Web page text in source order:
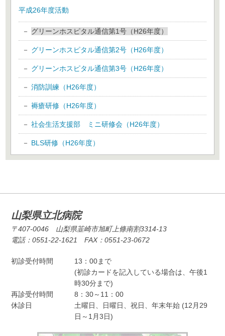
平成26年度活動
グリーンホスピタル通信第1号（H26年度）
グリーンホスピタル通信第2号（H26年度）
グリーンホスピタル通信第3号（H26年度）
消防訓練（H26年度）
褥瘡研修（H26年度）
社会生活支援部 ミニ研修会（H26年度）
BLS研修（H26年度）
山梨県立北病院
〒407-0046 山梨県韮崎市旭町上條南割3314-13
電話：0551-22-1621 FAX：0551-23-0672
初診受付時間
13：00まで
(初診カードを記入している場合は、午後1
時30分まで)
再診受付時間
8：30～11：00
休診日
土曜日、日曜日、祝日、年末年始 (12月29
日～1月3日)